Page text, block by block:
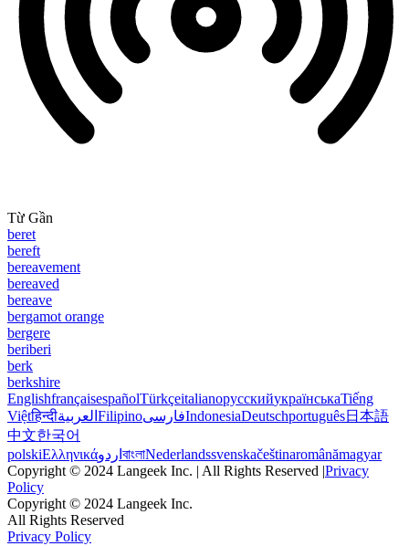
Từ Gần
beret
bereft
bereavement
bereaved
bereave
bergamot orange
bergere
beriberi
berk
berkshire
EnglishfrançaisespañolTürkçeitalianoрусскийукраїнськаTiếng
Việtहिन्दीالعربية FilipinoفارسیIndonesiaDeutschportuguês日本語
中文한국어
polskiΕλληνικάاردو বাংলাNederlandssvenskačeštinaromânămagyar
Copyright © 2024 Langeek Inc. | All Rights Reserved |Privacy
Policy
Copyright © 2024 Langeek Inc.
All Rights Reserved
Privacy Policy